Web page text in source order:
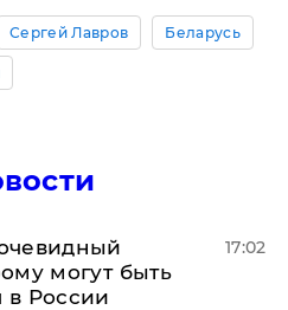
Сергей Лавров Беларусь
могут быть
в России
17:02